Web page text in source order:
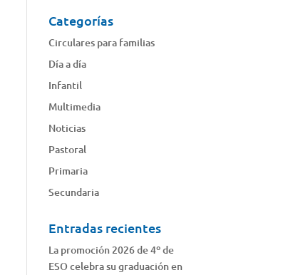
Categorías
Circulares para familias
Día a día
Infantil
Multimedia
Noticias
Pastoral
Primaria
Secundaria
Entradas recientes
La promoción 2026 de 4º de
ESO celebra su graduación en